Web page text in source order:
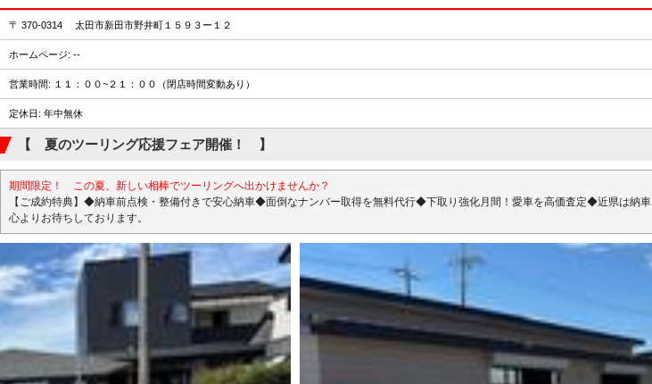
〒 370-0314 太田市新田市野井町１５９３ー１２
ホームページ: --
営業時間: １１：００~２１：００（閉店時間変動あり）
定休日: 年中無休
【 夏のツーリング応援フェア開催！ 】
期間限定！ この夏、新しい相棒でツーリングへ出かけませんか？
【ご成約特典】◆納車前点検・整備付きで安心納車◆面倒なナンバー取得を無料代行◆下取り強化月間！愛車を高価査定◆近県は納
心よりお待ちしております。